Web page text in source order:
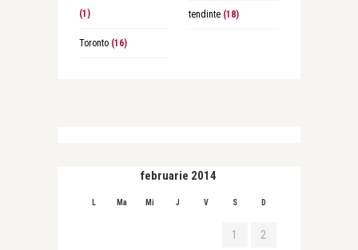
(1) tendinte(18)
Toronto(16)
februarie 2014
L Ma Mi J V S D
1 2